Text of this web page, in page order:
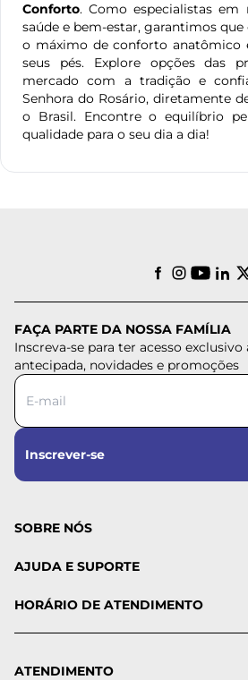
Conforto. Como especialistas
saúde e bem-estar, garantimos
o máximo de conforto anatômico
seus pés. Explore opções das
mercado com a tradição e
Senhora do Rosário, diretamente
o Brasil. Encontre o equilíbrio
qualidade para o seu dia a dia!
FAÇA PARTE DA NOSSA FAMÍLIA
Inscreva-se para ter acesso exclusivo
antecipada, novidades e promoções
Inscrever-se
SOBRE NÓS
AJUDA E SUPORTE
HORÁRIO DE ATENDIMENTO
ATENDIMENTO